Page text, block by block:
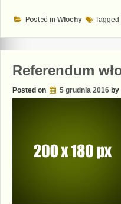
Posted in Włochy Tagged
Referendum
Posted on 5 grudnia 2016 by